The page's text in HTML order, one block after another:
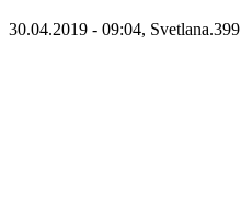
30.04.2019 - 09:04, Svetlana.399